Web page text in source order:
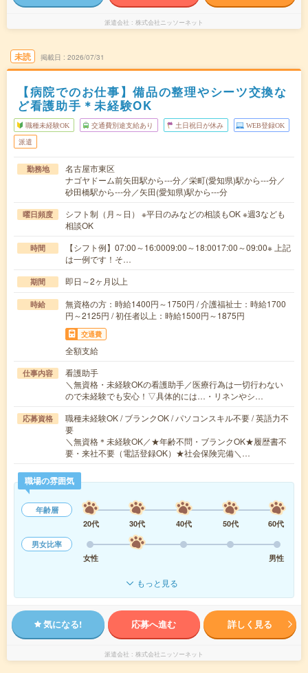
派遣会社 株式会社ニッソーネット
未読 掲載日 2026/07/31
【病院でのお仕事】備品の整理やシーツ交換な
ど看護助手＊未経験OK
職種未経験OK 交通費別途支給あり 土日祝日が休み WEB登録OK
派遣
勤務地
名古屋市東区
ナゴヤドーム前矢田駅から---分／栄町(愛知県)駅から---分／
砂田橋駅から---分／矢田(愛知県)駅から---分
曜日頻度
シフト制（月～日） ※平日のみなどの相談もOK ※週3なども
相談OK
時間
【シフト例】07:00～16:0009:00～18:0017:00～09:00※ 上記
は一例です！そ…
期間 即日～2ヶ月以上
時給
無資格の方：時給1400円～1750円 / 介護福祉士：時給1700
円～2125円 / 初任者以上：時給1500円～1875円
交通費
全額支給
仕事内容
看護助手
＼無資格・未経験OKの看護助手／医療行為は一切行わない
ので未経験でも安心！▽具体的には…・リネンやシ…
応募資格
職種未経験OK / ブランクOK / パソコンスキル不要 / 英語力不
要
＼無資格＊未経験OK／★年齢不問・ブランクOK★履歴書不
要・来社不要（電話登録OK）★社会保険完備＼…
職場の雰囲気
年齢層
20代
30代 40代 50代
60代
男女比率
女性
男性
もっと見る
気になる! 応募へ進む 詳しく見る
派遣会社 株式会社ニッソーネット